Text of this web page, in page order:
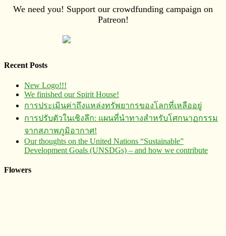
We need you! Support our crowdfunding campaign on
Patreon!
Recent Posts
New Logo!!!
We finished our Spirit House!
การประเมินค่าถึงแหล่งทรัพยากร​ของโลกที่เหลืออยู่
การปรับตัวในเชิงลึก: แผนที่นำทางสำหรับโศกนาฏกรรม
จากสภาพภูมิอากาศ!
Our thoughts on the United Nations “Sustainable”
Development Goals (UNSDGs) – and how we contribute
Flowers